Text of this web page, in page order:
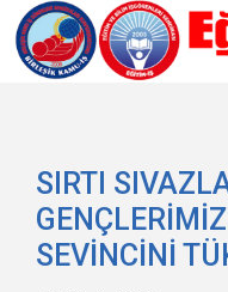
SIRTI
SEVİNCİNİ